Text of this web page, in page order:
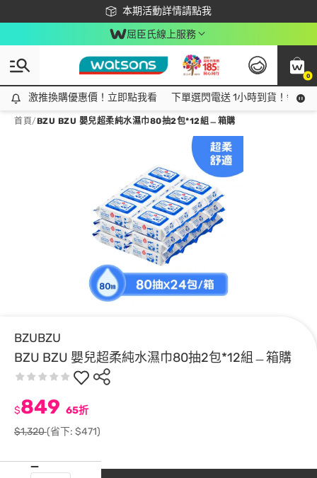
本期活動詳情請點我
下載app最高回饋$350
屈臣氏線上服務
0
激推換購優惠價！立即點我看
激推換購優惠價！立即點我看 下單選閃電送 1小時到貨！領神
首頁/BZU BZU 嬰兒超柔純水濕巾80抽2包*12組﹘箱購
BZUBZU
BZU BZU 嬰兒超柔純水濕巾80抽2包*12組﹘箱購
$849 65折
$1,320(省下: $471)